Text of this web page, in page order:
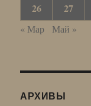
26
27
« Мар
Май »
АРХИВЫ